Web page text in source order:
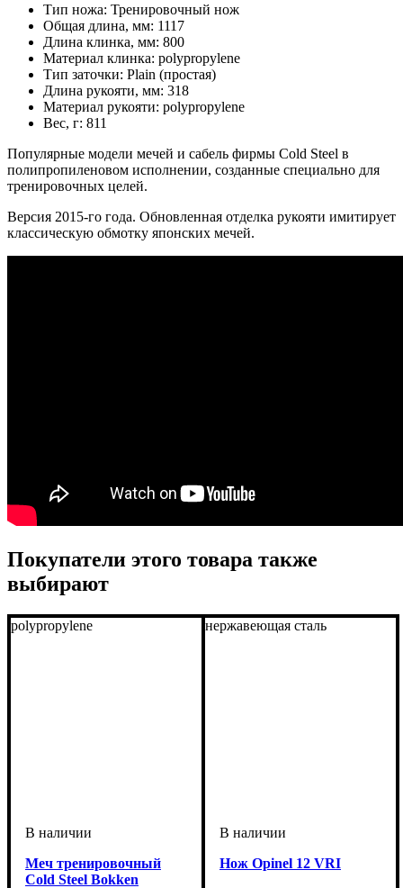
Тип ножа: Тренировочный нож
Общая длина, мм: 1117
Длина клинка, мм: 800
Материал клинка: polypropylene
Тип заточки: Plain (простая)
Длина рукояти, мм: 318
Материал рукояти: polypropylene
Вес, г: 811
Популярные модели мечей и сабель фирмы Cold Steel в
полипропиленовом исполнении, созданные специально для
тренировочных целей.
Версия 2015-го года. Обновленная отделка рукояти имитирует
классическую обмотку японских мечей.
Покупатели этого товара также
выбирают
polypropylene
Меч тренировочный
Cold Steel Bokken
нержавеющая сталь
Нож Opinel 12 VRI